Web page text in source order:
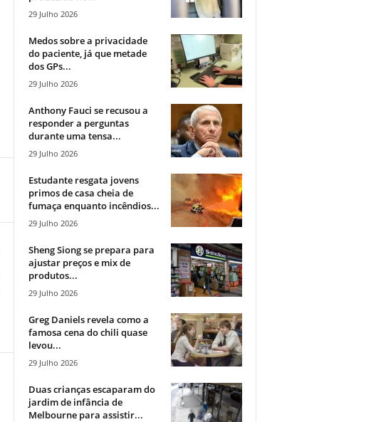
29 Julho 2026
Medos sobre a privacidade
do paciente, já que metade
dos GPs...
29 Julho 2026
Anthony Fauci se recusou a
responder a perguntas
durante uma tensa...
29 Julho 2026
Estudante resgata jovens
primos de casa cheia de
fumaça enquanto incêndios...
29 Julho 2026
Sheng Siong se prepara para
ajustar preços e mix de
produtos...
29 Julho 2026
Greg Daniels revela como a
famosa cena do chili quase
levou...
29 Julho 2026
Duas crianças escaparam do
jardim de infância de
Melbourne para assistir...